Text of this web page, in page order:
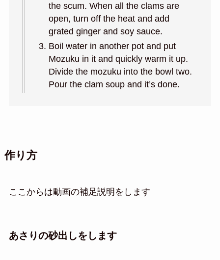
the scum. When all the clams are
open, turn off the heat and add
grated ginger and soy sauce.
Boil water in another pot and put
Mozuku in it and quickly warm it up.
Divide the mozuku into the bowl two.
Pour the clam soup and it’s done.
作り方
ここからは動画の補足説明をします
あさりの砂出しをします